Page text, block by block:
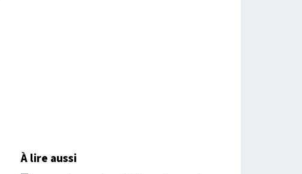
À lire aussi